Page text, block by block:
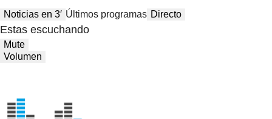
Noticias en 3′ Últimos programas Directo
Estas escuchando
Mute
Volumen